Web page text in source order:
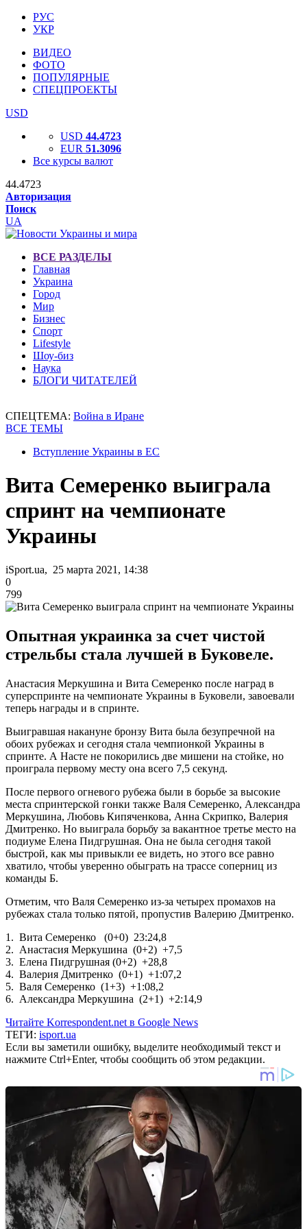
РУС
УКР
ВИДЕО
ФОТО
ПОПУЛЯРНЫЕ
СПЕЦПРОЕКТЫ
USD
USD 44.4723
EUR 51.3096
Все курсы валют
44.4723
Авторизация
Поиск
UA
ВСЕ РАЗДЕЛЫ
Главная
Украина
Город
Мир
Бизнес
Спорт
Lifestyle
Шоу-биз
Наука
БЛОГИ ЧИТАТЕЛЕЙ
СПЕЦТЕМА: Война в Иране
ВСЕ ТЕМЫ
Вступление Украины в ЕС
Вита Семеренко выиграла
спринт на чемпионате
Украины
iSport.ua, 25 марта 2021, 14:38
0
799
Опытная украинка за счет чистой
стрельбы стала лучшей в Буковеле.
Анастасия Меркушина и Вита Семеренко после наград в
суперспринте на чемпионате Украины в Буковели, завоевали
теперь награды и в спринте.
Выигравшая накануне бронзу Вита была безупречной на
обоих рубежах и сегодня стала чемпионкой Украины в
спринте. А Насте не покорились две мишени на стойке, но
проиграла первому месту она всего 7,5 секунд.
После первого огневого рубежа были в борьбе за высокие
места спринтерской гонки также Валя Семеренко, Александра
Меркушина, Любовь Кипяченкова, Анна Скрипко, Валерия
Дмитренко. Но выиграла борьбу за вакантное третье место на
подиуме Елена Пидгрушная. Она не была сегодня такой
быстрой, как мы привыкли ее видеть, но этого все равно
хватило, чтобы уверенно обыграть на трассе соперниц из
команды Б.
Отметим, что Валя Семеренко из-за четырех промахов на
рубежах стала только пятой, пропустив Валерию Дмитренко.
1. Вита Семеренко (0+0) 23:24,8
2. Анастасия Меркушина (0+2) +7,5
3. Елена Пидгрушная (0+2) +28,8
4. Валерия Дмитренко (0+1) +1:07,2
5. Валя Семеренко (1+3) +1:08,2
6. Александра Меркушина (2+1) +2:14,9
Читайте Korrespondent.net в Google News
ТЕГИ: isport.ua
Если вы заметили ошибку, выделите необходимый текст и
нажмите Ctrl+Enter, чтобы сообщить об этом редакции.